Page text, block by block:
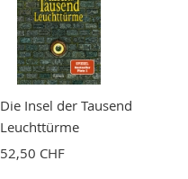
Die Insel der Tausend
Leuchttürme
52,50 CHF